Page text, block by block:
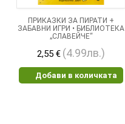
ПРИКАЗКИ ЗА ПИРАТИ +
ЗАБАВНИ ИГРИ • БИБЛИОТЕКА
„СЛАВЕЙЧЕ“
2,55 € (4.99лв.)
Добави в количката